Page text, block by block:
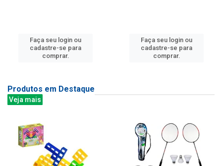
Faça seu login ou
cadastre-se para
comprar.
Faça seu login ou
cadastre-se para
comprar.
Produtos em Destaque
Veja mais